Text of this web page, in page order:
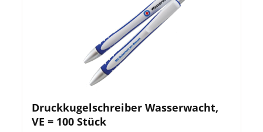
Druckkugelschreiber Wasserwacht,
VE = 100 Stück